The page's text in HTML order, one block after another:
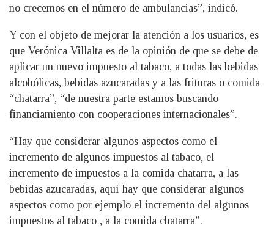
no crecemos en el número de ambulancias”, indicó.
Y con el objeto de mejorar la atención a los usuarios, es
que Verónica Villalta es de la opinión de que se debe de
aplicar un nuevo impuesto al tabaco, a todas las bebidas
alcohólicas, bebidas azucaradas y a las frituras o comida
“chatarra”, “de nuestra parte estamos buscando
financiamiento con cooperaciones internacionales”.
“Hay que considerar algunos aspectos como el
incremento de algunos impuestos al tabaco, el
incremento de impuestos a la comida chatarra, a las
bebidas azucaradas, aquí hay que considerar algunos
aspectos como por ejemplo el incremento del algunos
impuestos al tabaco , a la comida chatarra”.